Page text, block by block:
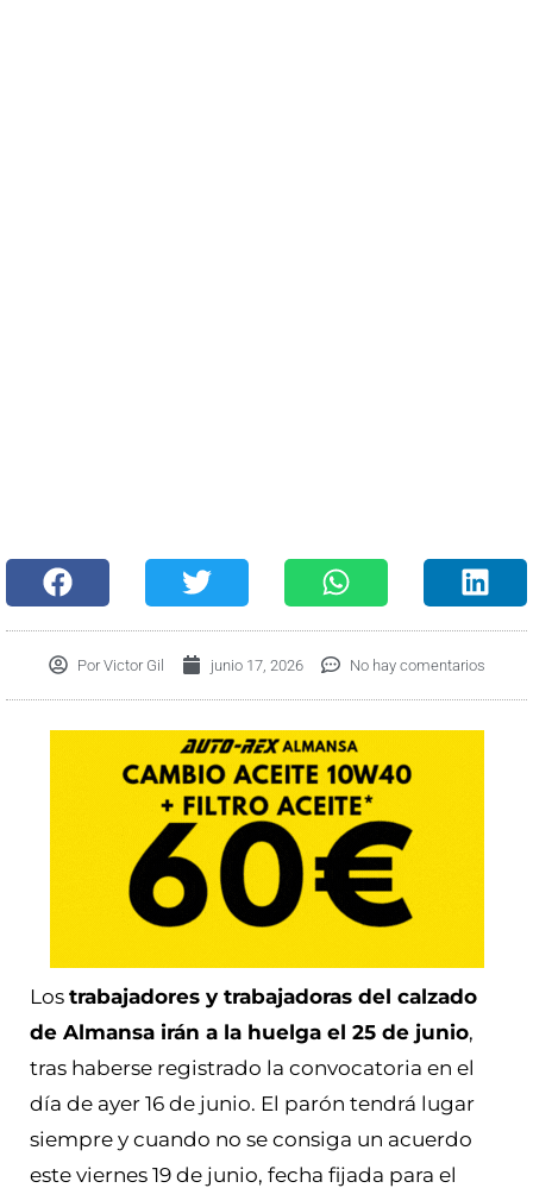
PorVictor Gil junio 17, 2026 No hay comentarios
Los trabajadores y trabajadoras del calzado
de Almansa irán a la huelga el 25 de junio,
tras haberse registrado la convocatoria en el
día de ayer 16 de junio. El parón tendrá lugar
siempre y cuando no se consiga un acuerdo
este viernes 19 de junio, fecha fijada para el